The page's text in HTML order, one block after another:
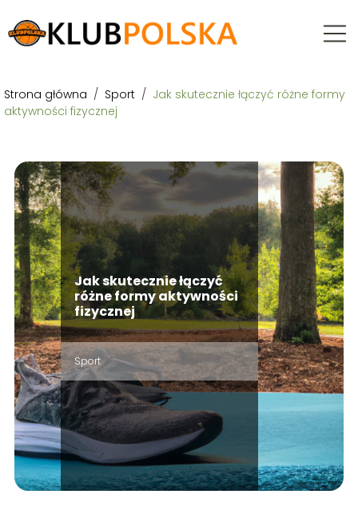
Strona główna / Sport / Jak skutecznie łączyć różne formy
aktywności fizycznej
Jak skutecznie łączyć
różne formy aktywności
fizycznej
Sport